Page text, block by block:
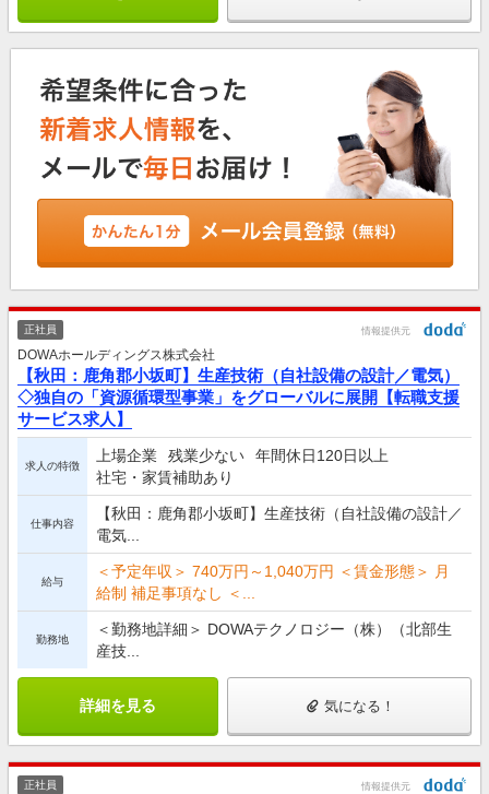
正社員 情報提供元
DOWAホールディングス株式会社
【秋田：鹿角郡小坂町】生産技術（自社設備の設計／電気）
◇独自の「資源循環型事業」をグローバルに展開【転職支援
サービス求人】
求人の特徴
上場企業 残業少ない
年間休日120日以上
社宅・家賃補助あり
仕事内容
【秋田：鹿角郡小坂町】生産技術（自社設備の設計／
電気...
給与
＜予定年収＞ 740万円～1,040万円 ＜賃金形態＞ 月
給制 補足事項なし ＜...
勤務地
＜勤務地詳細＞ DOWAテクノロジー（株）（北部生
産技...
詳細を見る 気になる！
正社員 情報提供元